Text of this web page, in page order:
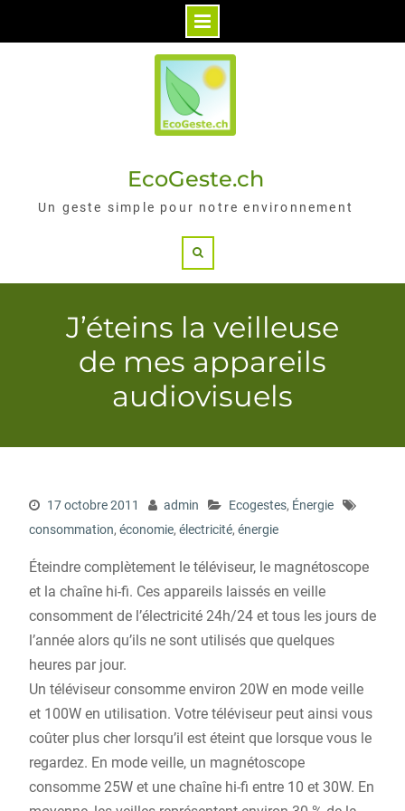
EcoGeste.ch
Un geste simple pour notre environnement
J’éteins la veilleuse
de mes appareils
audiovisuels
17 octobre 2011 admin Ecogestes, Énergie
consommation, économie, électricité, énergie
Éteindre complètement le téléviseur, le magnétoscope
et la chaîne hi-fi. Ces appareils laissés en veille
consomment de l’électricité 24h/24 et tous les jours de
l’année alors qu’ils ne sont utilisés que quelques
heures par jour.
Un téléviseur consomme environ 20W en mode veille
et 100W en utilisation. Votre téléviseur peut ainsi vous
coûter plus cher lorsqu’il est éteint que lorsque vous le
regardez. En mode veille, un magnétoscope
consomme 25W et une chaîne hi-fi entre 10 et 30W. En